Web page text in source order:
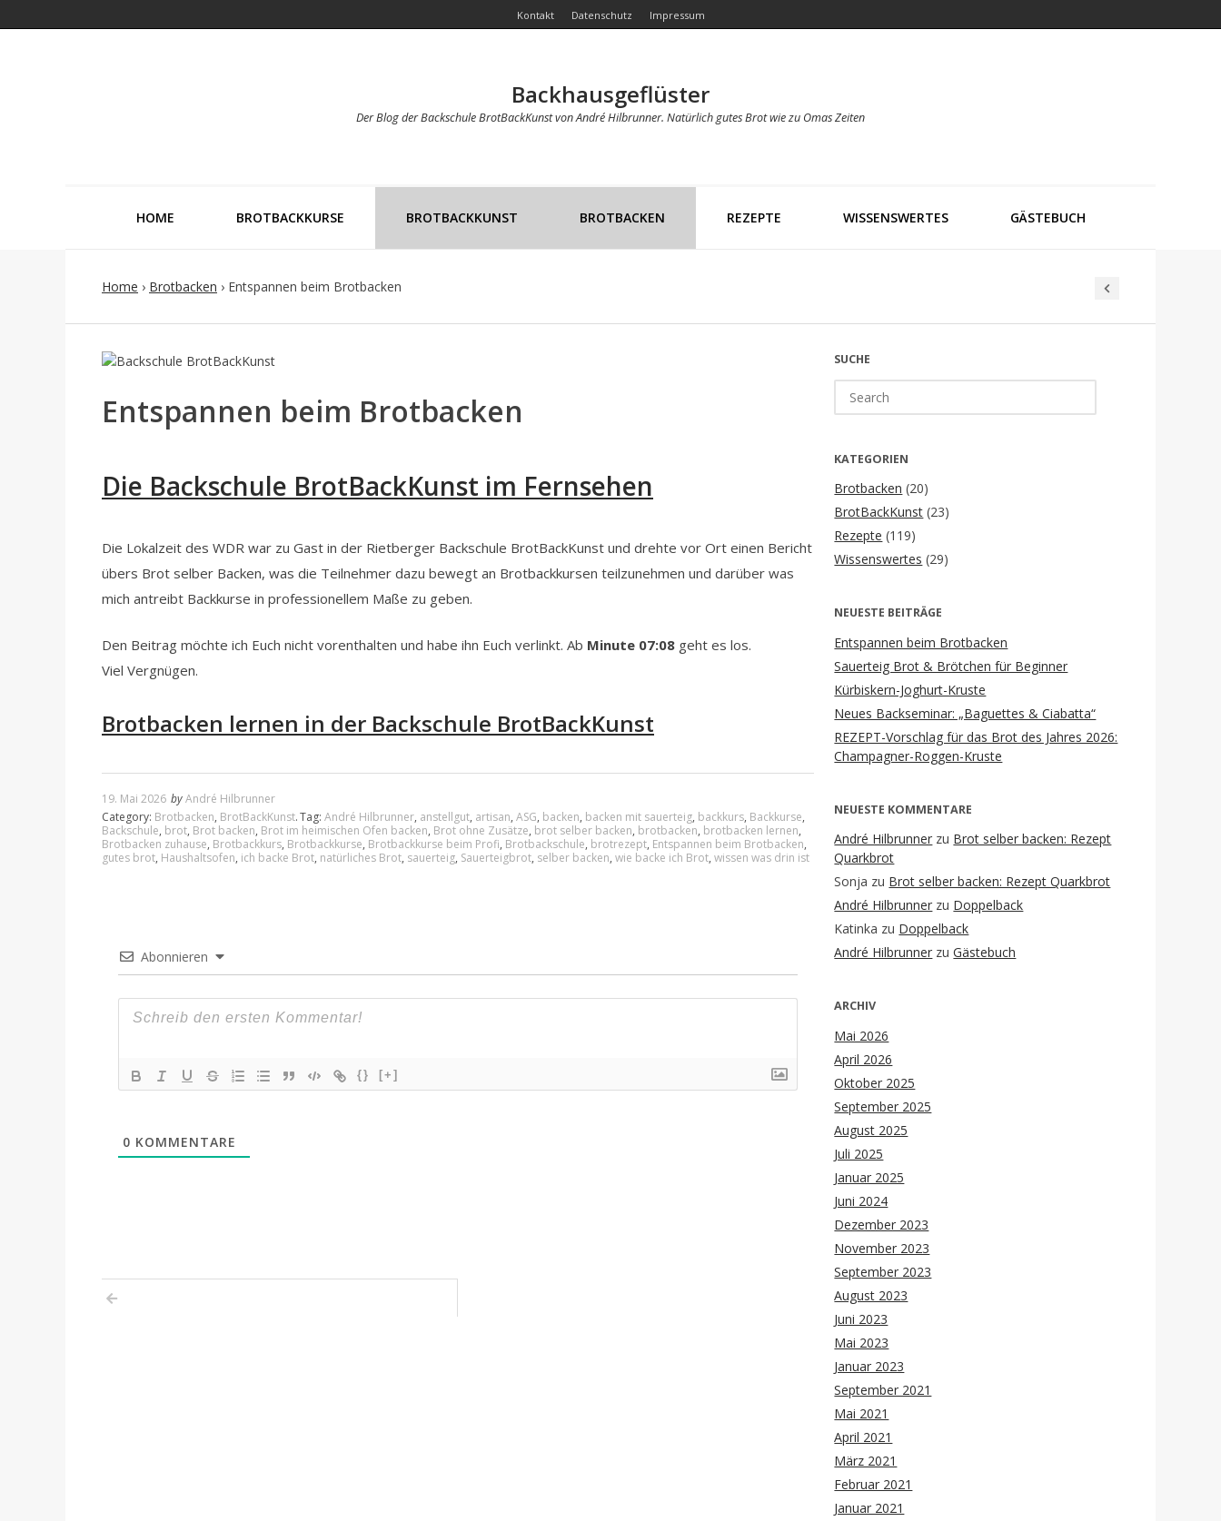
Kontakt Datenschutz Impressum
Backhausgeflüster
Der Blog der Backschule BrotBackKunst von André Hilbrunner. Natürlich gutes Brot wie zu Omas Zeiten
HOME BROTBACKKURSE BROTBACKKUNST BROTBACKEN REZEPTE WISSENSWERTES GÄSTEBUCH
Home › Brotbacken › Entspannen beim Brotbacken
Entspannen beim Brotbacken
Die Backschule BrotBackKunst im Fernsehen
Die Lokalzeit des WDR war zu Gast in der Rietberger Backschule BrotBackKunst und drehte vor Ort einen Bericht
übers Brot selber Backen, was die Teilnehmer dazu bewegt an Brotbackkursen teilzunehmen und darüber was
mich antreibt Backkurse in professionellem Maße zu geben.
Den Beitrag möchte ich Euch nicht vorenthalten und habe ihn Euch verlinkt. Ab Minute 07:08 geht es los.
Viel Vergnügen.
Brotbacken lernen in der Backschule BrotBackKunst
19. Mai 2026 byAndré Hilbrunner
Category: Brotbacken, BrotBackKunst.Tag: André Hilbrunner, anstellgut, artisan, ASG, backen, backen mit sauerteig, backkurs, Backkurse,
Backschule, brot, Brot backen, Brot im heimischen Ofen backen, Brot ohne Zusätze, brot selber backen, brotbacken, brotbacken lernen,
Brotbacken zuhause, Brotbackkurs, Brotbackkurse, Brotbackkurse beim Profi, Brotbackschule, brotrezept, Entspannen beim Brotbacken,
gutes brot, Haushaltsofen, ich backe Brot, natürliches Brot, sauerteig, Sauerteigbrot, selber backen, wie backe ich Brot, wissen was drin ist
Abonnieren
{} [+]
0 KOMMENTARE
Post
SUCHE
for:
KATEGORIEN
Brotbacken (20)
BrotBackKunst (23)
Rezepte (119)
Wissenswertes (29)
NEUESTE BEITRÄGE
Entspannen beim Brotbacken
Sauerteig Brot & Brötchen für Beginner
Kürbiskern-Joghurt-Kruste
Neues Backseminar: „Baguettes & Ciabatta“
REZEPT-Vorschlag für das Brot des Jahres 2026:
Champagner-Roggen-Kruste
NEUESTE KOMMENTARE
André Hilbrunner zu Brot selber backen: Rezept
Quarkbrot
Sonja zu Brot selber backen: Rezept Quarkbrot
André Hilbrunner zu Doppelback
Katinka zu Doppelback
André Hilbrunner zuGästebuch
ARCHIV
Mai 2026
April 2026
Oktober 2025
September 2025
August 2025
Juli 2025
Januar 2025
Juni 2024
Dezember 2023
November 2023
September 2023
August 2023
Juni 2023
Mai 2023
Januar 2023
September 2021
Mai 2021
April 2021
März 2021
Februar 2021
Januar 2021